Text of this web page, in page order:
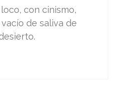
con cinismo,
de saliva de